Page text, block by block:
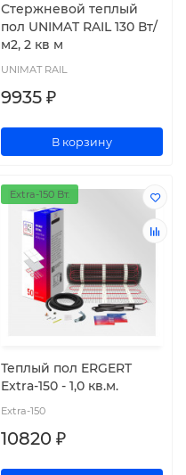
Стержневой теплый
пол UNIMAT RAIL 130 Вт/
м2, 2 кв м
UNIMAT RAIL
9935 ₽
В корзину
Extra-150 Вт.
Теплый пол ERGERT
Extra-150 - 1,0 кв.м.
Extra-150
10820 ₽